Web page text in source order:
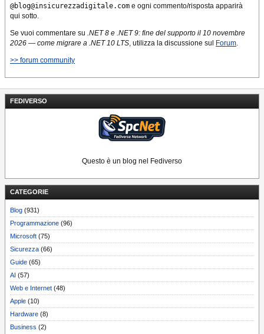
FEDIVERSO
Questo è un blog nel Fediverso
CATEGORIE
Blog (931)
Programmazione (96)
Microsoft (75)
Sicurezza (66)
Guide (65)
AI (57)
Web e Internet (48)
Apple (10)
Hardware (8)
Business (2)
@blog@insicurezzadigitale.com e ogni commento/risposta apparirà
qui sotto.
Se vuoi commentare su .NET 8 e .NET 9: fine del supporto il 10 novembre
2026 — come migrare a .NET 10 LTS , utilizza la discussione sul Forum
>> forum community